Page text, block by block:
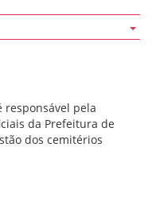
responsável pela
da Prefeitura de
dos cemitérios